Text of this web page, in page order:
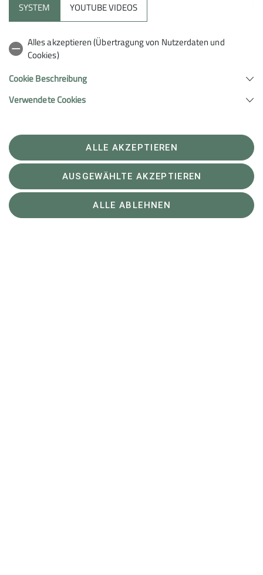
SYSTEM YOUTUBE VIDEOS
Alles akzeptieren (Übertragung von Nutzerdaten und
Cookies)
Cookie Beschreibung
Verwendete Cookies
ALLE AKZEPTIEREN
AUSGEWÄHLTE AKZEPTIEREN
ALLE ABLEHNEN